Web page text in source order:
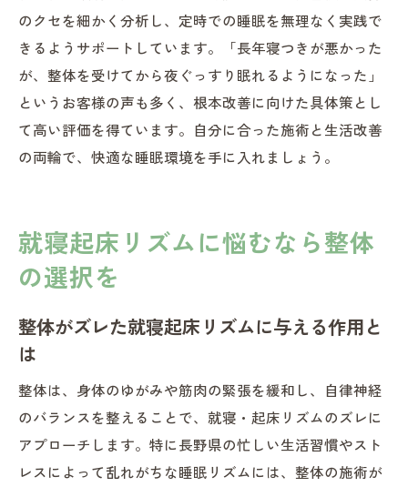
のクセを細かく分析し、定時での睡眠を無理なく実践で
きるようサポートしています。「長年寝つきが悪かった
が、整体を受けてから夜ぐっすり眠れるようになった」
というお客様の声も多く、根本改善に向けた具体策とし
て高い評価を得ています。自分に合った施術と生活改善
の両輪で、快適な睡眠環境を手に入れましょう。
就寝起床リズムに悩むなら整体
の選択を
整体がズレた就寝起床リズムに与える作用と
は
整体は、身体のゆがみや筋肉の緊張を緩和し、自律神経
のバランスを整えることで、就寝・起床リズムのズレに
アプローチします。特に長野県の忙しい生活習慣やスト
レスによって乱れがちな睡眠リズムには、整体の施術が